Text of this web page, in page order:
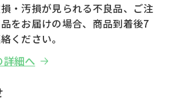
・汚損が見られる不良品、ご注
をお届けの場合、商品到着後7
ください。
細へ